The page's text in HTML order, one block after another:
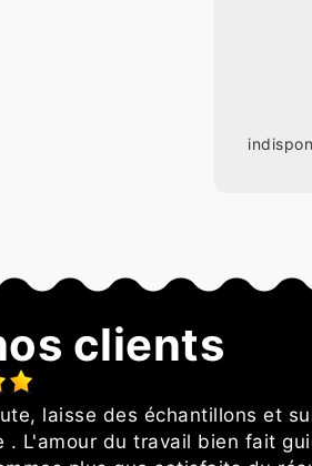
clients
laisse des échantillons et
L'amour du travail bien fait